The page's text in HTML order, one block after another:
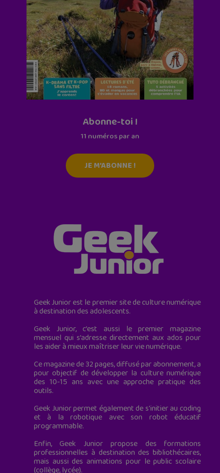
Abonne-toi !
11 numéros par an
JE M'ABONNE !
Geek Junior est le premier site de culture numérique
à destination des adolescents.
Geek Junior, c’est aussi le premier magazine
mensuel qui s’adresse directement aux ados pour
les aider à mieux maîtriser leur vie numérique.
Ce magazine de 32 pages, diffusé par abonnement, a
pour objectif de développer la culture numérique
des 10-15 ans avec une approche pratique des
outils.
Geek Junior permet également de s'initier au coding
et à la robotique avec son robot éducatif
programmable.
Enfin, Geek Junior propose des formations
professionnelles à destination des bibliothécaires,
mais aussi des animations pour le public scolaire
(collège, lycée).